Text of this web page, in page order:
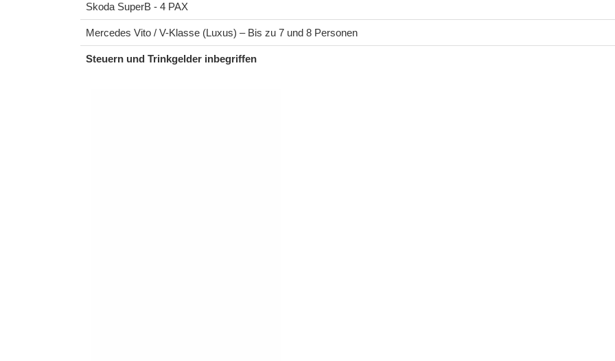
Skoda SuperB - 4 PAX
Mercedes Vito / V-Klasse (Luxus) – Bis zu 7 und 8 Personen
Steuern und Trinkgelder inbegriffen